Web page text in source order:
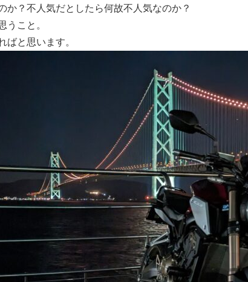
か？不人気だとしたら何故不人気なのか？
うこと。
ばと思います。